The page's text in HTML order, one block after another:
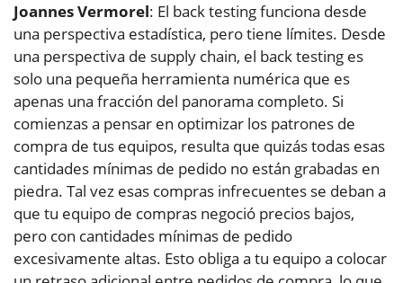
Joannes Vermorel: El back testing funciona desde
una perspectiva estadística, pero tiene límites. Desde
una perspectiva de supply chain, el back testing es
solo una pequeña herramienta numérica que es
apenas una fracción del panorama completo. Si
comienzas a pensar en optimizar los patrones de
compra de tus equipos, resulta que quizás todas esas
cantidades mínimas de pedido no están grabadas en
piedra. Tal vez esas compras infrecuentes se deban a
que tu equipo de compras negoció precios bajos,
pero con cantidades mínimas de pedido
excesivamente altas. Esto obliga a tu equipo a colocar